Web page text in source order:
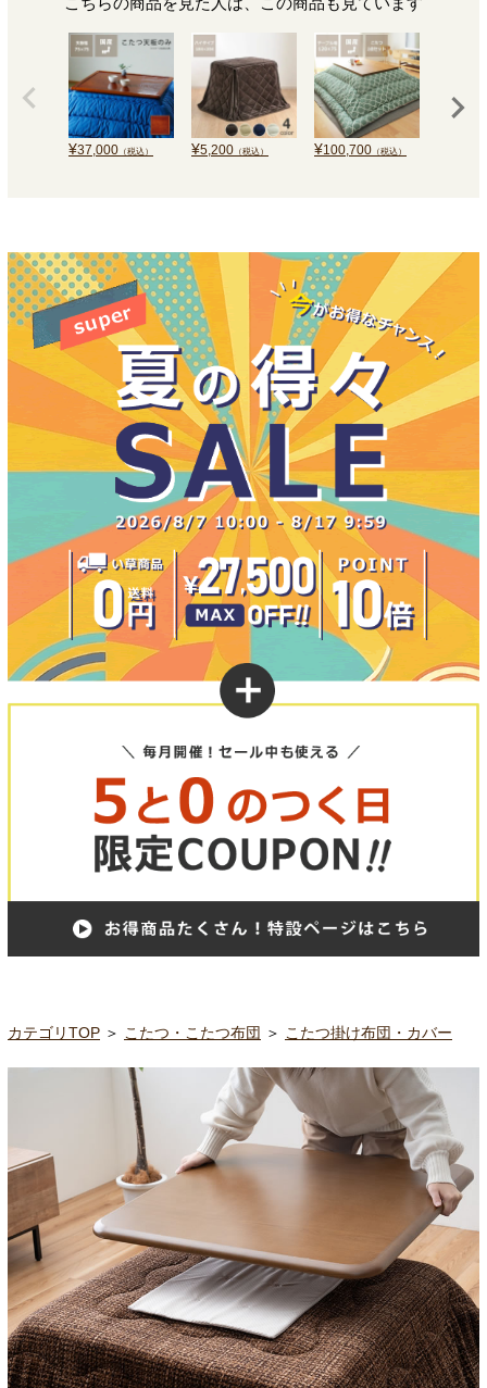
¥37,000 （税込） ¥5,200 （税込） ¥100,700 （税込）
カテゴリTOP ＞ こたつ・こたつ布団 ＞ こたつ掛け布団・カバー